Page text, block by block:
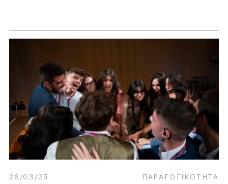
26/03/25 ΠΑΡΑΓΩΓΙΚΟΤΗΤΑ